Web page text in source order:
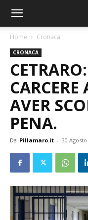
Home Cronaca
CRONACA
AVER
PENA.
Da Pillamaro.it - 30 Agosto